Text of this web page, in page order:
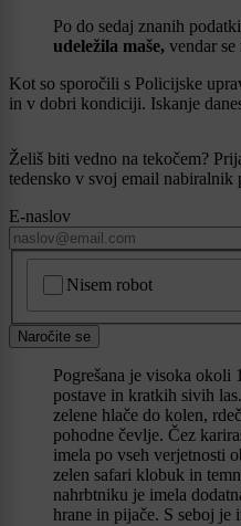
Po do sedaj znanih
udeležila maše, vendar
Kot so sporočili s Policijske
in v dobri kondiciji. Iskanje
Želiš biti vedno na tekočem?
tedensko v svoj email nabiralnik
E-naslov
Nisem robot
Naročite se
Pogrešana je visoka okoli
postave in kratkih sivih
zelene hlače do kolen,
pohodne čevlje. Čez
imela po vseh verjetnosti
zelen safari klobuk in
nahrbtniku je imela
hrane in pijače. S seboj je